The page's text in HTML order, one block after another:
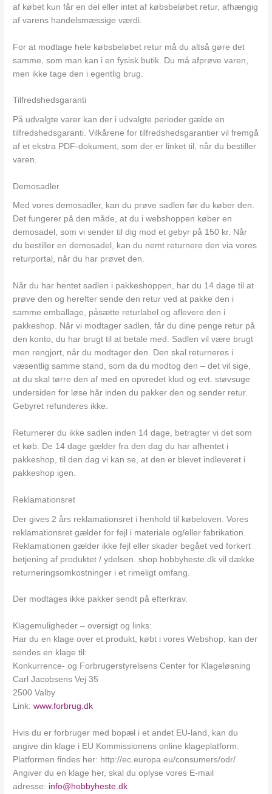
af købet kun får en del eller intet af købsbeløbet retur, afhængig
af varens handelsmæssige værdi.
For at modtage hele købsbeløbet retur må du altså gøre det
samme, som man kan i en fysisk butik. Du må afprøve varen,
men ikke tage den i egentlig brug.
Tilfredshedsgaranti
På udvalgte varer kan der i udvalgte perioder gælde en
tilfredshedsgaranti. Vilkårene for tilfredshedsgarantier vil fremgå
af et ekstra PDF-dokument, som der er linket til, når du bestiller
varen.
Demosadler
Med vores demosadler, kan du prøve sadlen før du køber den.
Det fungerer på den måde, at du i webshoppen køber en
demosadel, som vi sender til dig mod et gebyr på 150 kr. Når
du bestiller en demosadel, kan du nemt returnere den via vores
returportal, når du har prøvet den.
Når du har hentet sadlen i pakkeshoppen, har du 14 dage til at
prøve den og herefter sende den retur ved at pakke den i
samme emballage, påsætte returlabel og aflevere den i
pakkeshop. Når vi modtager sadlen, får du dine penge retur på
den konto, du har brugt til at betale med. Sadlen vil være brugt
men rengjort, når du modtager den. Den skal returneres i
væsentlig samme stand, som da du modtog den – det vil sige,
at du skal tørre den af med en opvredet klud og evt. støvsuge
undersiden for løse hår inden du pakker den og sender retur.
Gebyret refunderes ikke.
Returnerer du ikke sadlen inden 14 dage, betragter vi det som
et køb. De 14 dage gælder fra den dag du har afhentet i
pakkeshop, til den dag vi kan se, at den er blevet indleveret i
pakkeshop igen.
Reklamationsret
Der gives 2 års reklamationsret i henhold til købeloven. Vores
reklamationsret gælder for fejl i materiale og/eller fabrikation.
Reklamationen gælder ikke fejl eller skader begået ved forkert
betjening af produktet / ydelsen. shop.hobbyheste.dk vil dække
returneringsomkostninger i et rimeligt omfang.
Der modtages ikke pakker sendt på efterkrav.
Klagemuligheder – oversigt og links:
Har du en klage over et produkt, købt i vores Webshop, kan der
sendes en klage til:
Konkurrence- og Forbrugerstyrelsens Center for Klageløsning
Carl Jacobsens Vej 35
2500 Valby
Link:www.forbrug.dk
Hvis du er forbruger med bopæl i et andet EU-land, kan du
angive din klage i EU Kommissionens online klageplatform.
Platformen findes her: http://ec.europa.eu/consumers/odr/
Angiver du en klage her, skal du oplyse vores E-mail
adresse: info@hobbyheste.dk